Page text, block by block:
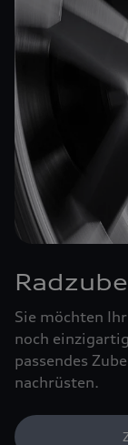
Sie möchten
noch
passendes
nachrüsten.